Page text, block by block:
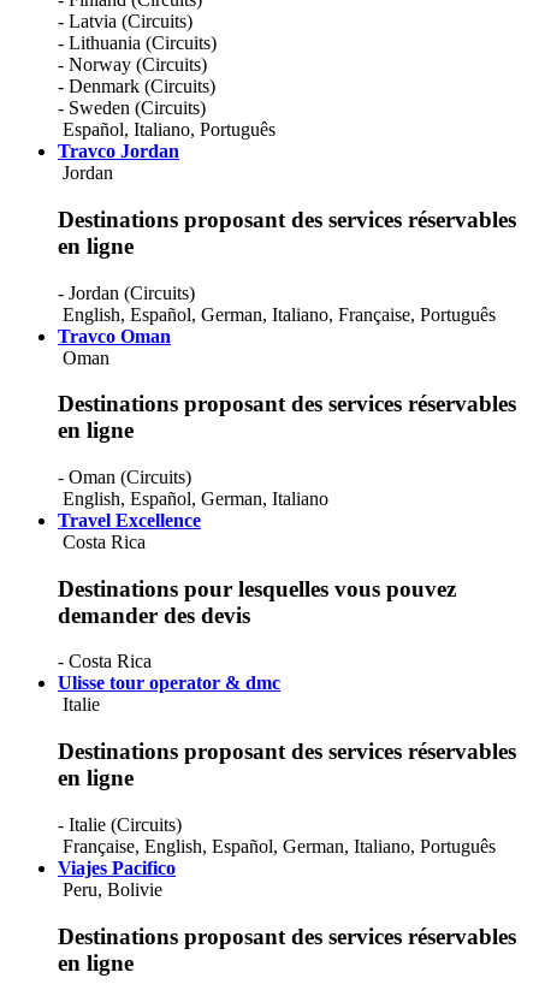
- Latvia (Circuits)
- Lithuania (Circuits)
- Norway (Circuits)
- Denmark (Circuits)
- Sweden (Circuits)
Español, Italiano, Português
Travco Jordan
Jordan
Destinations proposant des services réservables
en ligne
- Jordan (Circuits)
English, Español, German, Italiano, Française, Português
Travco Oman
Oman
Destinations proposant des services réservables
en ligne
- Oman (Circuits)
English, Español, German, Italiano
Travel Excellence
Costa Rica
Destinations pour lesquelles vous pouvez
demander des devis
- Costa Rica
Ulisse tour operator & dmc
Italie
Destinations proposant des services réservables
en ligne
- Italie (Circuits)
Française, English, Español, German, Italiano, Português
Viajes Pacifico
Peru, Bolivie
Destinations proposant des services réservables
en ligne